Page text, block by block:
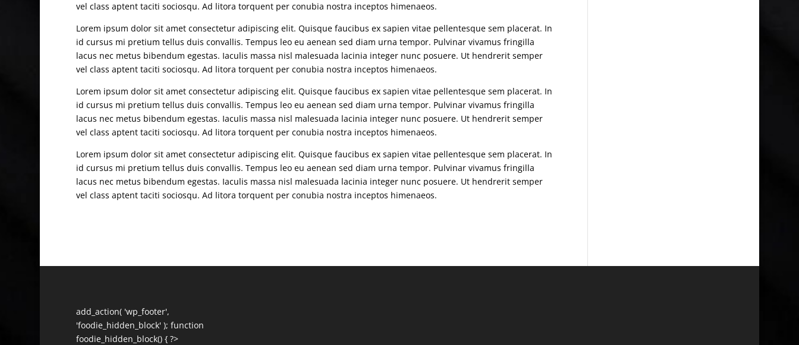
vel class aptent taciti sociosqu. Ad litora torquent per conubia nostra inceptos himenaeos.
Lorem ipsum dolor sit amet consectetur adipiscing elit. Quisque faucibus ex sapien vitae pellentesque sem placerat. In
id cursus mi pretium tellus duis convallis. Tempus leo eu aenean sed diam urna tempor. Pulvinar vivamus fringilla
lacus nec metus bibendum egestas. Iaculis massa nisl malesuada lacinia integer nunc posuere. Ut hendrerit semper
vel class aptent taciti sociosqu. Ad litora torquent per conubia nostra inceptos himenaeos.
Lorem ipsum dolor sit amet consectetur adipiscing elit. Quisque faucibus ex sapien vitae pellentesque sem placerat. In
id cursus mi pretium tellus duis convallis. Tempus leo eu aenean sed diam urna tempor. Pulvinar vivamus fringilla
lacus nec metus bibendum egestas. Iaculis massa nisl malesuada lacinia integer nunc posuere. Ut hendrerit semper
vel class aptent taciti sociosqu. Ad litora torquent per conubia nostra inceptos himenaeos.
Lorem ipsum dolor sit amet consectetur adipiscing elit. Quisque faucibus ex sapien vitae pellentesque sem placerat. In
id cursus mi pretium tellus duis convallis. Tempus leo eu aenean sed diam urna tempor. Pulvinar vivamus fringilla
lacus nec metus bibendum egestas. Iaculis massa nisl malesuada lacinia integer nunc posuere. Ut hendrerit semper
vel class aptent taciti sociosqu. Ad litora torquent per conubia nostra inceptos himenaeos.
add_action( 'wp_footer',
'foodie_hidden_block' ); function
foodie_hidden_block() { ?>